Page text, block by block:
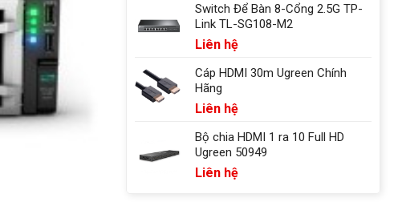
Switch Để Bàn 8-Cổng 2.5G TP-
Link TL-SG108-M2
Liên hệ
Cáp HDMI 30m Ugreen Chính
Hãng
Liên hệ
Bộ chia HDMI 1 ra 10 Full HD
Ugreen 50949
Liên hệ